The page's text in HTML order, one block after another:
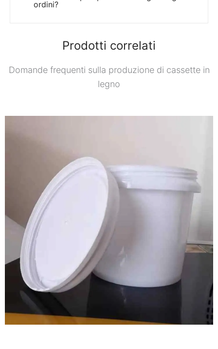
ordini?
Prodotti correlati
Domande frequenti sulla produzione di cassette in
legno